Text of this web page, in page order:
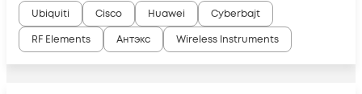
Ubiquiti Cisco Huawei
Cyberbajt
RF Elements
Антэкс Wireless Instruments